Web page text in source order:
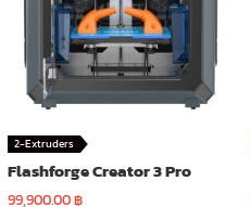
2-Extruders
Flashforge Creator 3 Pro
99,900.00฿